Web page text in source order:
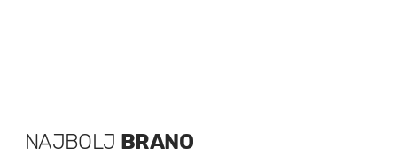
NAJBOLJ BRANO